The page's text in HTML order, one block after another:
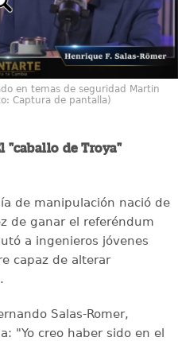
en temas de seguridad Martin
Captura de pantalla)
"caballo de Troya"
de manipulación nació de
de ganar el referéndum
a ingenieros jóvenes
capaz de alterar
Salas-Romer,
"Yo creo haber sido en el